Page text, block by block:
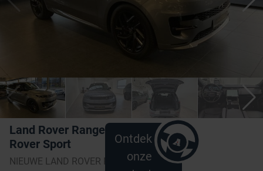
Land Rover Range
Rover Sport
NIEUWE LAND ROVER RANGE ROVER SPORT DYNAMIC P460 PHEV AWD AUTOMAAT IN EIGER GREY MET EBONY LEDER EN TAL VAN OPTIES-SAL1A2B40SA473593-05/06/2025-DEZE WAGEN IS UITGERUST MET ADAPTIEVE CRUISE C
Ontdek
onze